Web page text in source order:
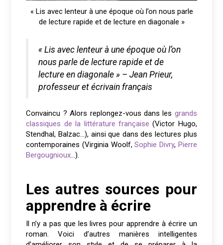
« Lis avec lenteur à une époque où l’on nous parle
de lecture rapide et de lecture en diagonale »
« Lis avec lenteur à une époque où l’on
nous parle de lecture rapide et de
lecture en diagonale » – Jean Prieur,
professeur et écrivain français
Convaincu ? Alors replongez-vous dans les grands
classiques de la littérature française (Victor Hugo,
Stendhal, Balzac…), ainsi que dans des lectures plus
contemporaines (Virginia Woolf,Sophie Divry, Pierre
Bergougnioux…).
Les autres sources pour
apprendre à écrire
Il n’y a pas que les livres pour apprendre à écrire un
roman. Voici d’autres manières intelligentes